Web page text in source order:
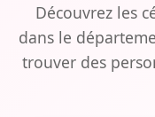
Découvrez les
dans le
trouver des